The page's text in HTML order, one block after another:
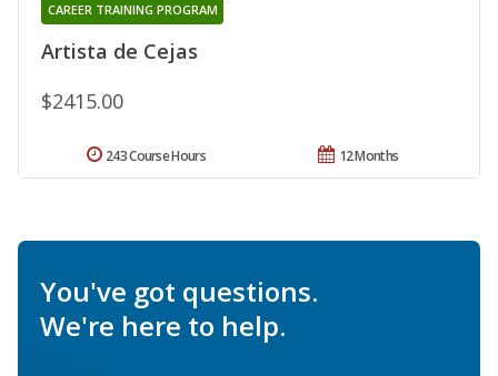
Artista de Cejas
CAREER TRAINING PROGRAM
$2415.00
12 Months
243 Course Hours
You've got questions.
We're here to help.